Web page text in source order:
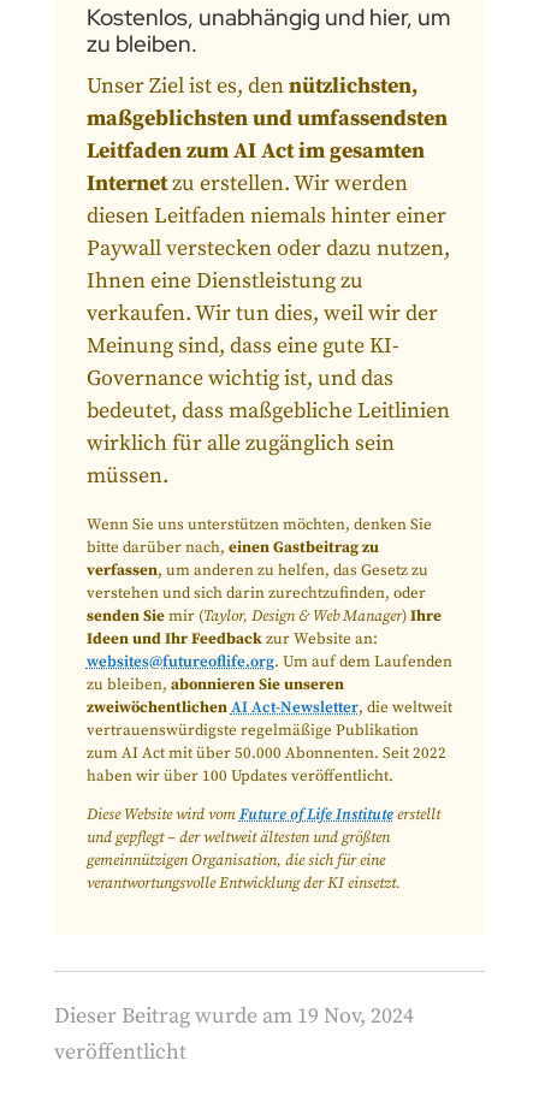
Kostenlos, unabhängig und hier, um
zu bleiben.
Unser Ziel ist es, dennützlichsten,
maßgeblichsten und umfassendsten
Leitfaden zum AI Act im gesamten
Internetzu erstellen. Wir werden
diesen Leitfaden niemals hinter einer
Paywall verstecken oder dazu nutzen,
Ihnen eine Dienstleistung zu
verkaufen. Wir tun dies, weil wir der
Meinung sind, dass eine gute KI-
Governance wichtig ist, und das
bedeutet, dass maßgebliche Leitlinien
wirklich für alle zugänglich sein
müssen.
Wenn Sie uns unterstützen möchten, denken Sie
bitte darüber nach, einen Gastbeitrag zu
verfassen, um anderen zu helfen, das Gesetz zu
verstehen und sich darin zurechtzufinden, oder
senden Siemir (Taylor, Design & Web Manager)Ihre
Ideen und Ihr Feedbackzur Website an:
websites@futureoflife.org. Um auf dem Laufenden
zu bleiben, abonnieren Sie unseren
zweiwöchentlichenAI Act-Newsletter, die weltweit
vertrauenswürdigste regelmäßige Publikation
zum AI Act mit über 50.000 Abonnenten. Seit 2022
haben wir über 100 Updates veröffentlicht.
Diese Website wird vomFuture of Life Instituteerstellt
und gepflegt – der weltweit ältesten und größten
gemeinnützigen Organisation, die sich für eine
verantwortungsvolle Entwicklung der KI einsetzt.
Dieser Beitrag wurde am 19 Nov, 2024
veröffentlicht